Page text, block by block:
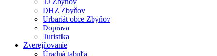
TJ Zbyňov
DHZ Zbyňov
Urbariát obce Zbyňov
Doprava
Turistika
Zverejňovanie
Úradná tabuľa